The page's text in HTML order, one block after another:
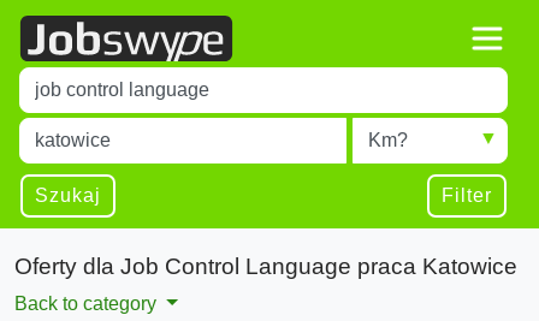
Title
Type 1 or more characters for results.
Miejscowość
Type 1 or more characters for results.
Radius
Szukaj Filter
Oferty dla Job Control Language praca Katowice
Back to category